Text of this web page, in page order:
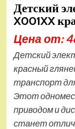
Детский
X001XX
Цена от:
Детский
красный
транспорт
Этот
приводом и
станет